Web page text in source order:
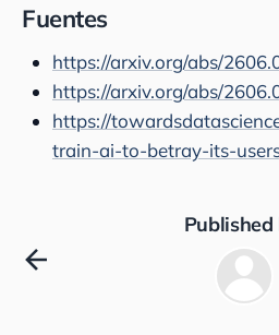
Fuentes
https://arxiv.org/abs/
https://arxiv.org/abs/
https://
train-ai-to-betray-its-
Published